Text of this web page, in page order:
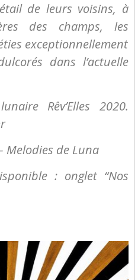
de leurs voisins, à
des champs, les
exceptionnellement
dans l’actuelle
Rêv’Elles 2020.
Melodies de Luna
: onglet “Nos